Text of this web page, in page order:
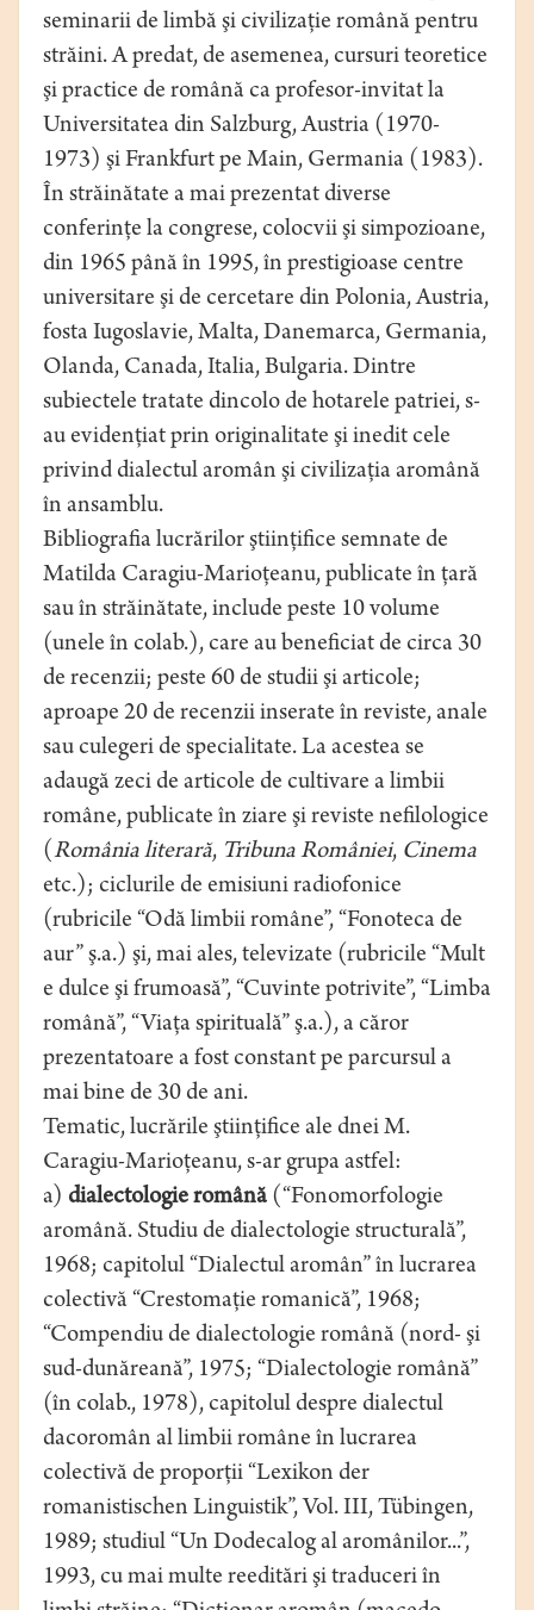
seminarii de limbă şi civilizaţie română pentru
străini. A predat, de asemenea, cursuri teoretice
şi practice de română ca profesor-invitat la
Universitatea din Salzburg, Austria (1970-
1973) şi Frankfurt pe Main, Germania (1983).
În străinătate a mai prezentat diverse
conferinţe la congrese, colocvii şi simpozioane,
din 1965 până în 1995, în prestigioase centre
universitare şi de cercetare din Polonia, Austria,
fosta Iugoslavie, Malta, Danemarca, Germania,
Olanda, Canada, Italia, Bulgaria. Dintre
subiectele tratate dincolo de hotarele patriei, s-
au evidenţiat prin originalitate şi inedit cele
privind dialectul aromân şi civilizaţia aromână
în ansamblu.
Bibliografia lucrărilor ştiinţifice semnate de
Matilda Caragiu-Marioţeanu, publicate în ţară
sau în străinătate, include peste 10 volume
(unele în colab.), care au beneficiat de circa 30
de recenzii; peste 60 de studii şi articole;
aproape 20 de recenzii inserate în reviste, anale
sau culegeri de specialitate. La acestea se
adaugă zeci de articole de cultivare a limbii
române, publicate în ziare şi reviste nefilologice
(România literară, Tribuna României, Cinema
etc.); ciclurile de emisiuni radiofonice
(rubricile “Odă limbii române”, “Fonoteca de
aur” ş.a.) şi, mai ales, televizate (rubricile “Mult
e dulce şi frumoasă”, “Cuvinte potrivite”, “Limba
română”, “Viaţa spirituală” ş.a.), a căror
prezentatoare a fost constant pe parcursul a
mai bine de 30 de ani.
Tematic, lucrările ştiinţifice ale dnei M.
Caragiu-Marioţeanu, s-ar grupa astfel:
a) dialectologie română (“Fonomorfologie
aromână. Studiu de dialectologie structurală”,
1968; capitolul “Dialectul aromân” în lucrarea
colectivă “Crestomaţie romanică”, 1968;
“Compendiu de dialectologie română (nord- şi
sud-dunăreană”, 1975; “Dialectologie română”
(în colab., 1978), capitolul despre dialectul
dacoromân al limbii române în lucrarea
colectivă de proporţii “Lexikon der
romanistischen Linguistik”, Vol. III, Tübingen,
1989; studiul “Un Dodecalog al aromânilor...”,
1993, cu mai multe reeditări şi traduceri în